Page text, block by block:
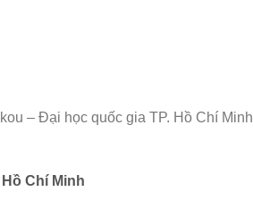
– Đại học quốc gia TP. Hồ Chí
Chí Minh